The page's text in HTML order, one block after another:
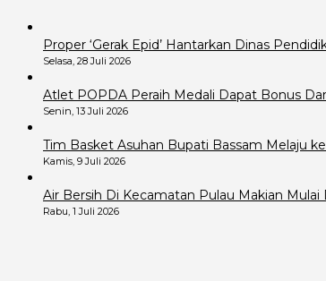
Proper ‘Gerak Epid’ Hantarkan Dinas
Selasa, 28 Juli 2026
Atlet POPDA Peraih Medali Dapat Bonus
Senin, 13 Juli 2026
Tim Basket Asuhan Bupati Bassam Melaju
Kamis, 9 Juli 2026
Air Bersih Di Kecamatan Pulau Makian Mulai
Rabu, 1 Juli 2026